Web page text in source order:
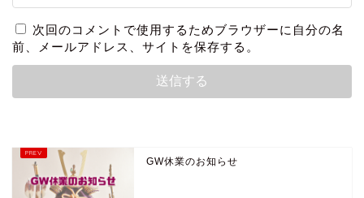
次回のコメントで使用するためブラウザーに自分の名
前、メールアドレス、サイトを保存する。
GW休業のお知らせ